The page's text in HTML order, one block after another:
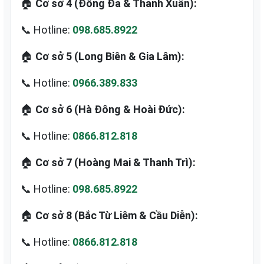
🏠 Cơ sở 4 (Đống Đa & Thanh Xuân):
📞 Hotline: 098.685.8922
🏠 Cơ sở 5 (Long Biên & Gia Lâm):
📞 Hotline: 0966.389.833
🏠 Cơ sở 6 (Hà Đông & Hoài Đức):
📞 Hotline: 0866.812.818
🏠 Cơ sở 7 (Hoàng Mai & Thanh Trì):
📞 Hotline: 098.685.8922
🏠 Cơ sở 8 (Bắc Từ Liêm & Cầu Diễn):
📞 Hotline: 0866.812.818